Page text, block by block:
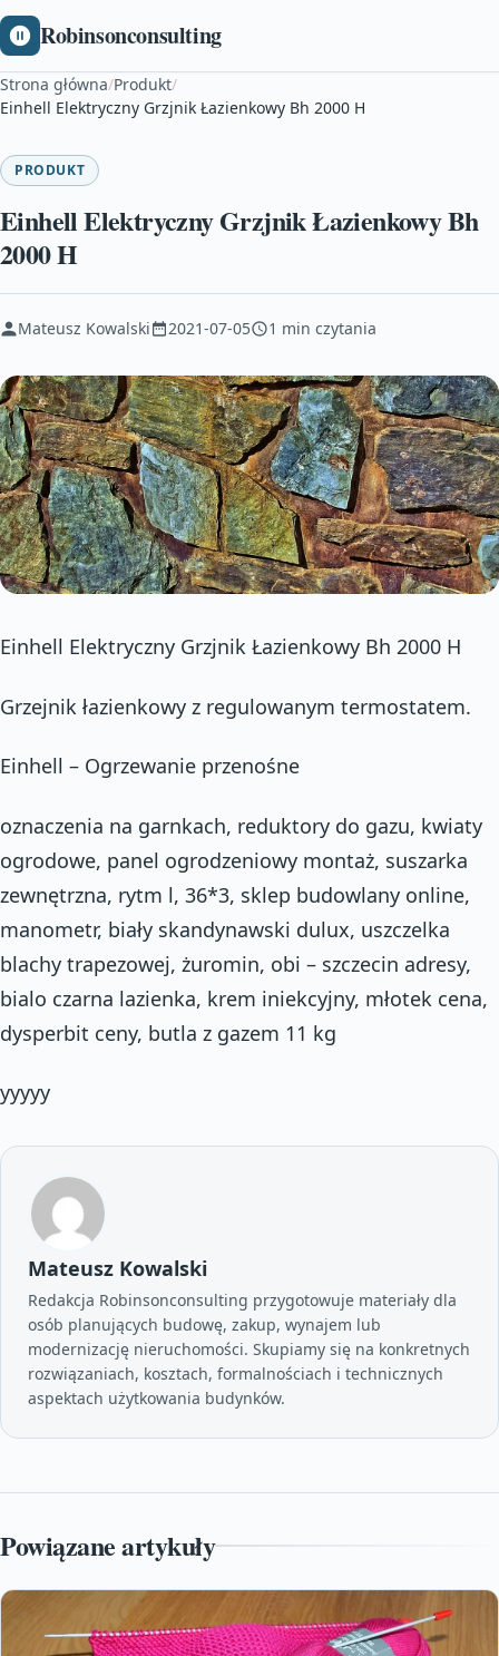
Robinsonconsulting
Strona główna/Produkt/
Einhell Elektryczny Grzjnik Łazienkowy Bh 2000 H
PRODUKT
Einhell Elektryczny Grzjnik Łazienkowy Bh
2000 H
Mateusz Kowalski 2021-07-05 1 min czytania
Einhell Elektryczny Grzjnik Łazienkowy Bh 2000 H
Grzejnik łazienkowy z regulowanym termostatem.
Einhell – Ogrzewanie przenośne
oznaczenia na garnkach, reduktory do gazu, kwiaty
ogrodowe, panel ogrodzeniowy montaż, suszarka
zewnętrzna, rytm l, 36*3, sklep budowlany online,
manometr, biały skandynawski dulux, uszczelka
blachy trapezowej, żuromin, obi – szczecin adresy,
bialo czarna lazienka, krem iniekcyjny, młotek cena,
dysperbit ceny, butla z gazem 11 kg
yyyyy
Mateusz Kowalski
Redakcja Robinsonconsulting przygotowuje materiały dla
osób planujących budowę, zakup, wynajem lub
modernizację nieruchomości. Skupiamy się na konkretnych
rozwiązaniach, kosztach, formalnościach i technicznych
aspektach użytkowania budynków.
Powiązane artykuły